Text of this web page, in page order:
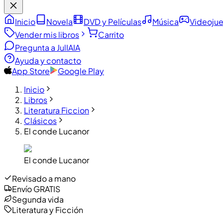
Inicio Novela DVD y Películas Música
Vender mis libros
Carrito
Pregunta a JulIAIA
Ayuda y contacto
App Store
Google Play
Inicio
Libros
Literatura Ficcion
Clásicos
El conde Lucanor
El conde Lucanor
Revisado a mano
Envío GRATIS
Segunda vida
Literatura y Ficción